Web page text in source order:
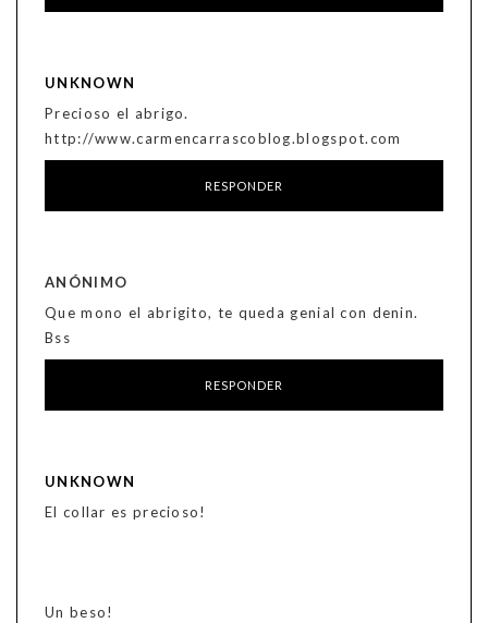
UNKNOWN
Precioso el abrigo.
http://www.carmencarrascoblog.blogspot.com
RESPONDER
ANÓNIMO
Que mono el abrigito, te queda genial con denin.
Bss
RESPONDER
UNKNOWN
El collar es precioso!
Un beso!